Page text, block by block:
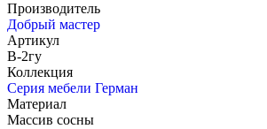
Производитель
Добрый мастер
Артикул
В-2гу
Коллекция
Серия мебели Герман
Материал
Массив сосны